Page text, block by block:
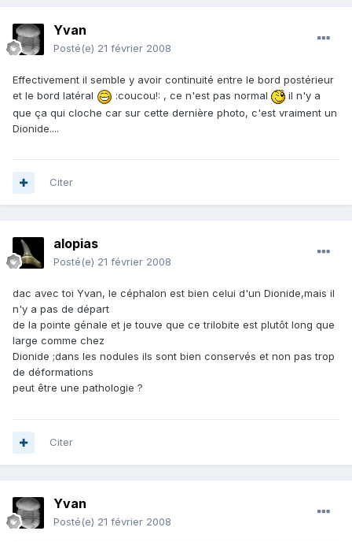
Yvan
Posté(e) 21 février 2008
Effectivement il semble y avoir continuité entre le bord postérieur
et le bord latéral
:coucou!: , ce n'est pas normal
il n'y a
que ça qui cloche car sur cette dernière photo, c'est vraiment un
Dionide....
Citer
alopias
Posté(e) 21 février 2008
dac avec toi Yvan, le céphalon est bien celui d'un Dionide,mais il
n'y a pas de départ
de la pointe génale et je touve que ce trilobite est plutôt long que
large comme chez
Dionide ;dans les nodules ils sont bien conservés et non pas trop
de déformations
peut être une pathologie ?
Citer
Yvan
Posté(e) 21 février 2008